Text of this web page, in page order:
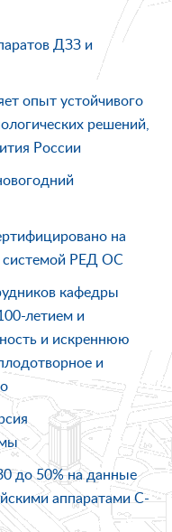
ДЗЗ и
опыт устойчивого
решений,
России
на
системой РЕД ОС
кафедры
летием и
и искреннюю
и
до 50% на данные
аппаратами C-